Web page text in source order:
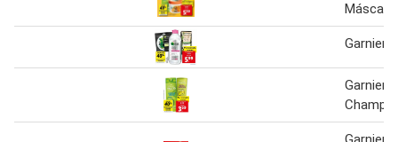
Garnier
Garnier
Champô